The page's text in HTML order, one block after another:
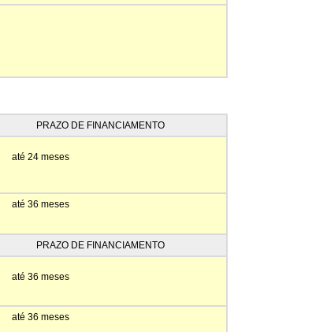
PRAZO DE FINANCIAMENTO
24 meses
36 meses
PRAZO DE FINANCIAMENTO
36 meses
36 meses